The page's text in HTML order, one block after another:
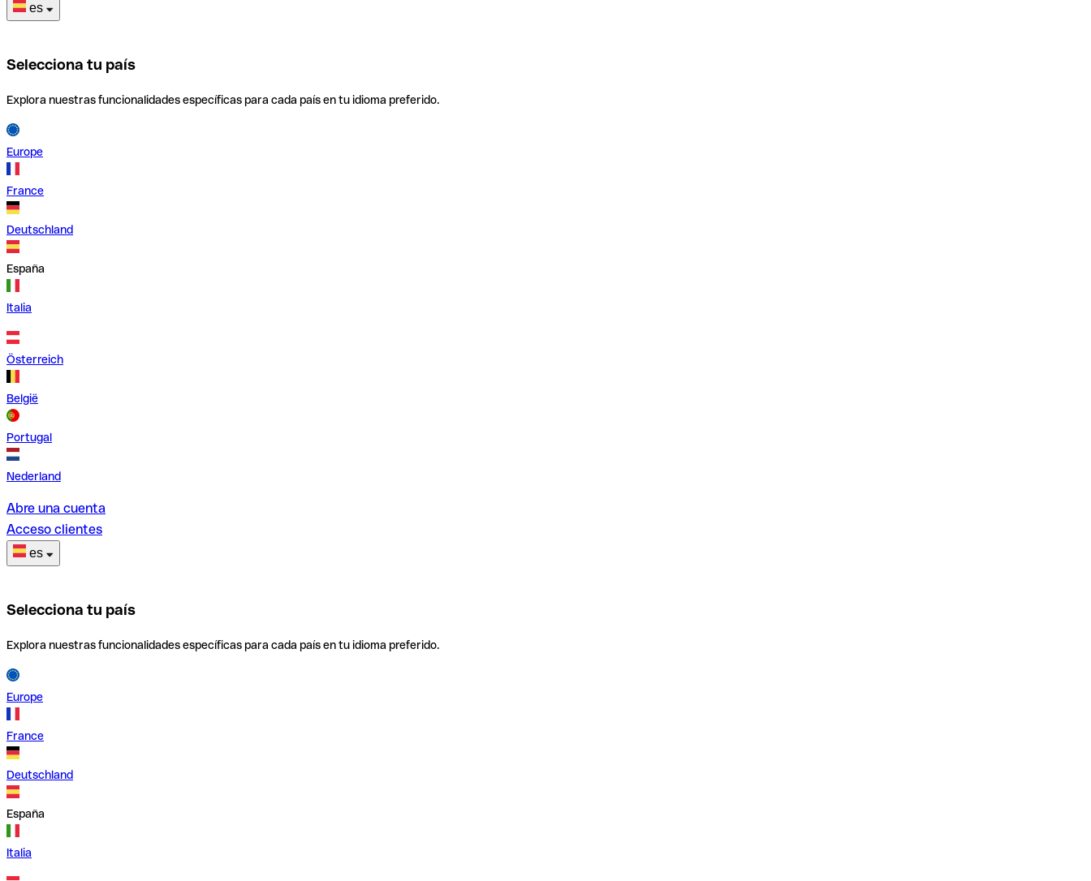
es
Selecciona tu país
Explora nuestras funcionalidades específicas para cada país en tu idioma preferido.
Europe
France
Deutschland
España
Italia
Österreich
België
Portugal
Nederland
Abre una cuenta
Acceso clientes
es
Selecciona tu país
Explora nuestras funcionalidades específicas para cada país en tu idioma preferido.
Europe
France
Deutschland
España
Italia